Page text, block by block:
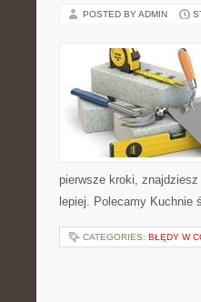
POSTED BY ADMIN
pierwsze kroki,
lepiej. Polecamy
CATEGORIES: BŁĘDY W